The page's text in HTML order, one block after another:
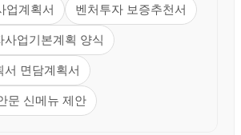
업계획서 벤처투자 보증추천서
사업기본계획 양식
서 면담계획서
문 신메뉴 제안